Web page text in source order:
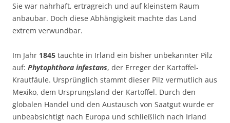
Sie war nahrhaft, ertragreich und auf kleinstem Raum
anbaubar. Doch diese Abhängigkeit machte das Land
extrem verwundbar.
Im Jahr 1845 tauchte in Irland ein bisher unbekannter Pilz
auf: Phytophthora infestans, der Erreger der Kartoffel-
Krautfäule. Ursprünglich stammt dieser Pilz vermutlich aus
Mexiko, dem Ursprungsland der Kartoffel. Durch den
globalen Handel und den Austausch von Saatgut wurde er
unbeabsichtigt nach Europa und schließlich nach Irland